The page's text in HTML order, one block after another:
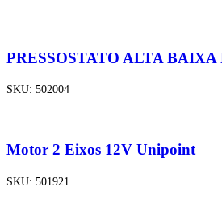
PRESSOSTATO ALTA
SKU: 502004
Motor 2 Eixos 12V Unipoint
SKU: 501921